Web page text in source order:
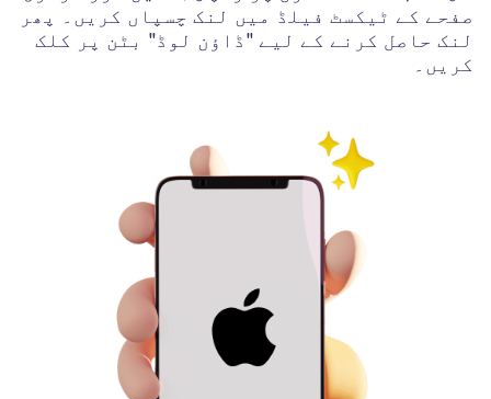
صفحے کے ٹیکسٹ فیلڈ میں لنک چسپاں کریں۔ پھر
لنک حاصل کرنے کے لیے "ڈاؤن لوڈ" بٹن پر کلک
کریں۔